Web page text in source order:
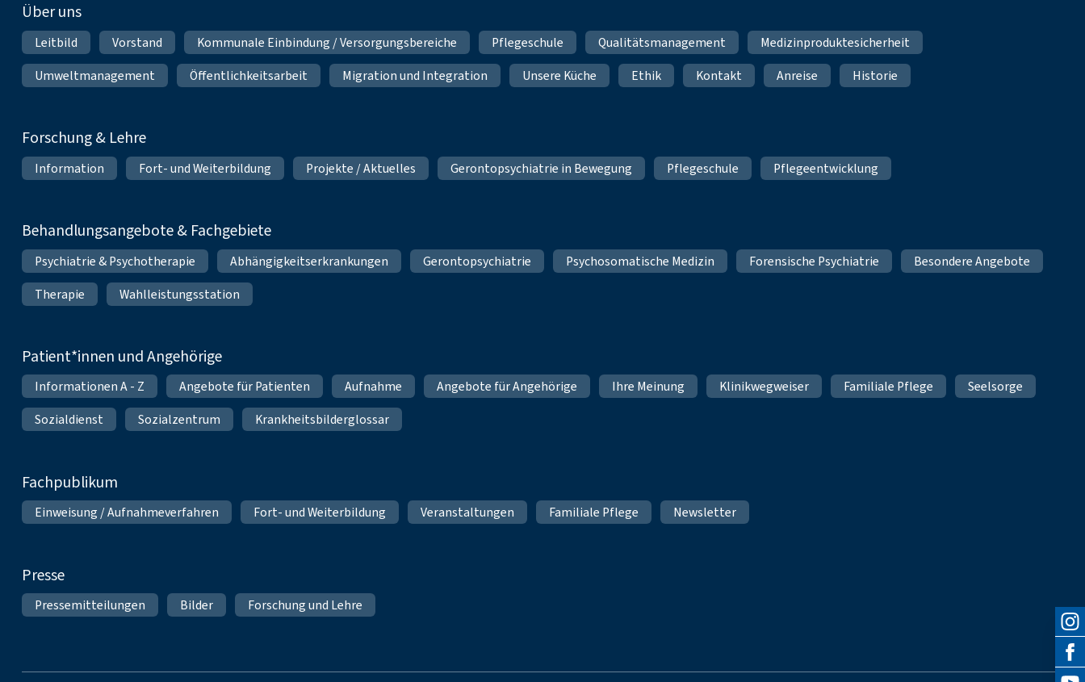
Über uns
Leitbild Vorstand Kommunale Einbindung / Versorgungsbereiche Pflegeschule Qualitätsmanagement
Medizinproduktesicherheit
Umweltmanagement
Öffentlichkeitsarbeit Migration und Integration Unsere Küche Ethik Kontakt Anreise Historie
Forschung & Lehre
Information Fort- und Weiterbildung Projekte / Aktuelles Gerontopsychiatrie in Bewegung Pflegeschule Pflegeentwicklung
Behandlungsangebote & Fachgebiete
Psychiatrie & Psychotherapie Abhängigkeitserkrankungen Gerontopsychiatrie Psychosomatische Medizin Forensische Psychiatrie
Besondere Angebote
Therapie
Wahlleistungsstation
Patient*innen und Angehörige
Informationen A - Z Angebote für Patienten Aufnahme Angebote für Angehörige Ihre Meinung Klinikwegweiser Familiale Pflege
Seelsorge
Sozialdienst
Sozialzentrum Krankheitsbilderglossar
Fachpublikum
Einweisung / Aufnahmeverfahren Fort- und Weiterbildung Veranstaltungen Familiale Pflege Newsletter
Presse
Pressemitteilungen Bilder Forschung und Lehre